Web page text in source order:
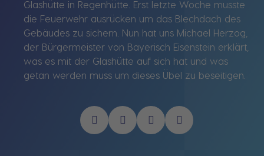
Glashütte in Regenhütte. Erst letzte Woche musste
die Feuerwehr ausrücken um das Blechdach des
Gebäudes zu sichern. Nun hat uns Michael Herzog,
der Bürgermeister von Bayerisch Eisenstein erklärt,
was es mit der Glashütte auf sich hat und was
getan werden muss um dieses Übel zu beseitigen.